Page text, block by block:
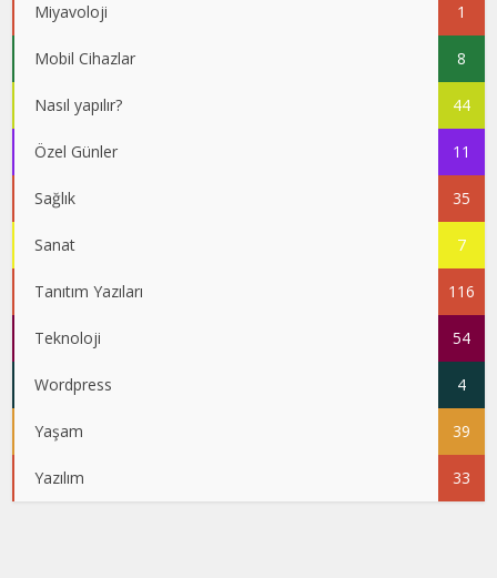
Miyavoloji 1
Mobil Cihazlar 8
Nasıl yapılır? 44
Özel Günler 11
Sağlık 35
Sanat 7
Tanıtım Yazıları 116
Teknoloji 54
Wordpress 4
Yaşam 39
Yazılım 33